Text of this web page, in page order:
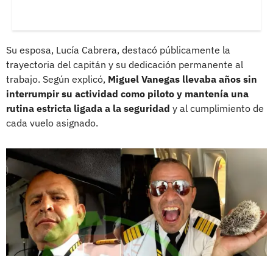
Su esposa, Lucía Cabrera, destacó públicamente la
trayectoria del capitán y su dedicación permanente al
trabajo. Según explicó, Miguel Vanegas llevaba años sin
interrumpir su actividad como piloto y mantenía una
rutina estricta ligada a la seguridad y al cumplimiento de
cada vuelo asignado.